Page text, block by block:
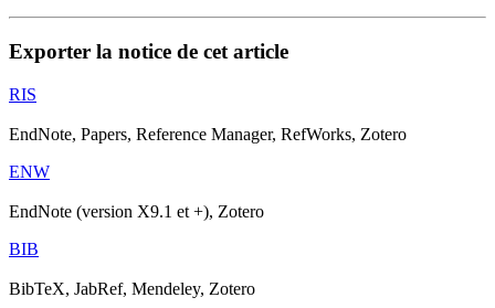
Exporter la notice de cet article
RIS
EndNote, Papers, Reference Manager, RefWorks, Zotero
ENW
EndNote (version X9.1 et +), Zotero
BIB
BibTeX, JabRef, Mendeley, Zotero